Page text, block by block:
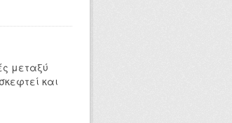
μεταξύ
και